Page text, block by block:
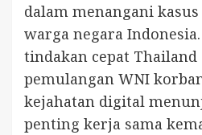
dalam menangani
warga negara
tindakan cepat
pemulangan WNI
kejahatan digital
penting kerja sama